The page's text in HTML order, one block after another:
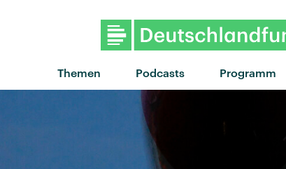
Themen Podcasts Programm